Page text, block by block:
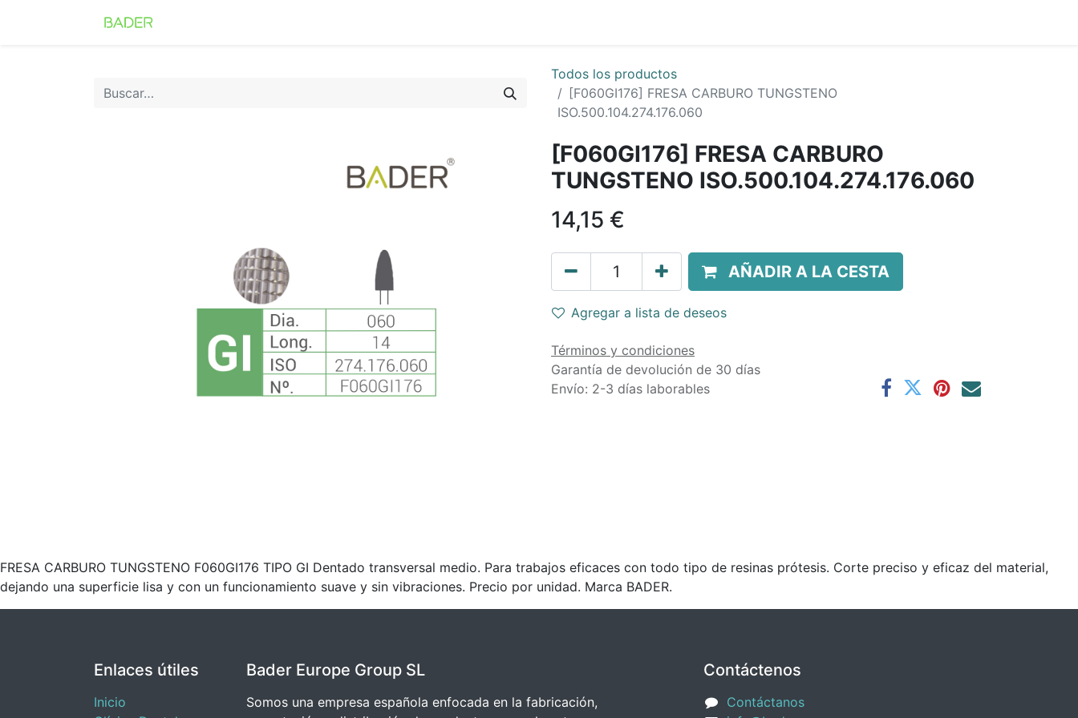
Todos los productos
[F060GI176] FRESA CARBURO TUNGSTENO
ISO.500.104.274.176.060
[F060GI176] FRESA CARBURO
TUNGSTENO ISO.500.104.274.176.060
14,15 €
AÑADIR A LA CESTA
Agregar a lista de deseos
Términos y condiciones
Garantía de devolución de 30 días
Envío: 2-3 días laborables
FRESA CARBURO TUNGSTENO F060GI176 TIPO GI Dentado transversal medio. Para trabajos eficaces con todo tipo de resinas prótesis. Corte preciso y eficaz del material,
dejando una superficie lisa y con un funcionamiento suave y sin vibraciones. Precio por unidad. Marca BADER.
Enlaces útiles
Inicio
Bader Europe Group SL
Somos una empresa española enfocada en la fabricación,
Contáctenos
Contáctanos